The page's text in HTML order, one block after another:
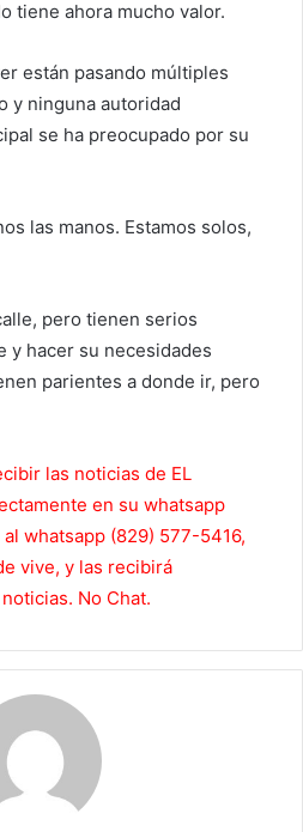
tiene ahora mucho valor.
están pasando múltiples
y ninguna autoridad
se ha preocupado por su
las manos. Estamos solos,
pero tienen serios
y hacer su necesidades
parientes a donde ir, pero
las noticias de EL
en su whatsapp
whatsapp (829) 577-5416,
vive, y las recibirá
No Chat.